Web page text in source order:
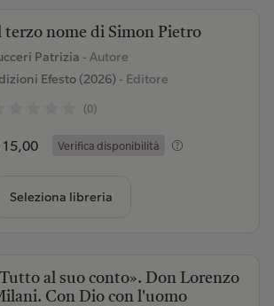
terzo nome di Simon Pietro
Patrizia - Autore
Efesto (2026)- Editore
(0)
Verifica disponibilità
Seleziona libreria
al suo conto». Don Lorenzo
Con Dio con l'uomo